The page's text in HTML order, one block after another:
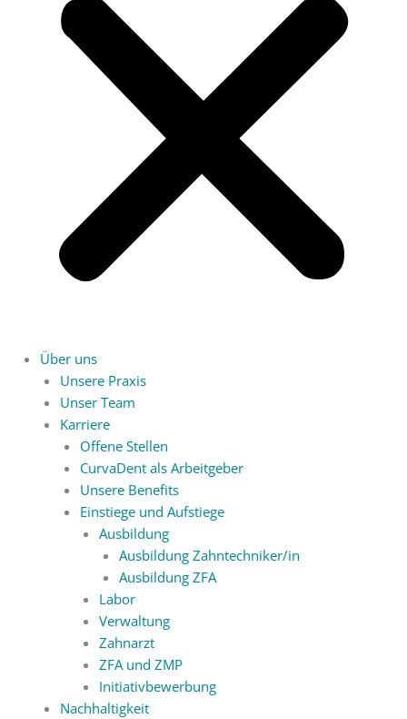
Über uns
Unsere Praxis
Unser Team
Karriere
Offene Stellen
CurvaDent als Arbeitgeber
Unsere Benefits
Einstiege und Aufstiege
Ausbildung
Ausbildung Zahntechniker/in
Ausbildung ZFA
Labor
Verwaltung
Zahnarzt
ZFA und ZMP
Initiativbewerbung
Nachhaltigkeit